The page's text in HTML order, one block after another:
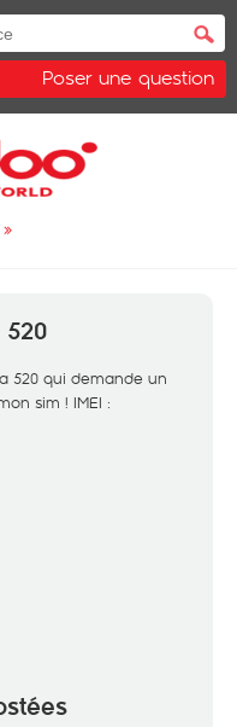
Poser une question
»
520 qui demande un
sim ! IMEI :